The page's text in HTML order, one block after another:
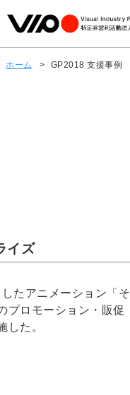
ホーム > GP2018 支援事例
イズ
たアニメーション「そ
プロモーション・販促
した。